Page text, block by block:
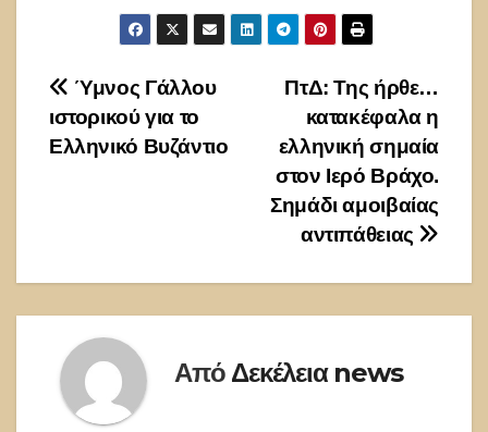
Πλοήγηση
άρθρων
ΠτΔ: Της ήρθε…
κατακέφαλα η
ελληνική σημαία
στον Ιερό Βράχο.
Σημάδι αμοιβαίας
αντιπάθειας
Ύμνος Γάλλου
ιστορικού για το
Ελληνικό Βυζάντιο
Από Δεκέλεια news